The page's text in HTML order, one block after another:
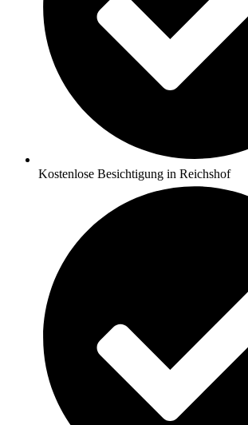
Kostenlose Besichtigung in Reichshof